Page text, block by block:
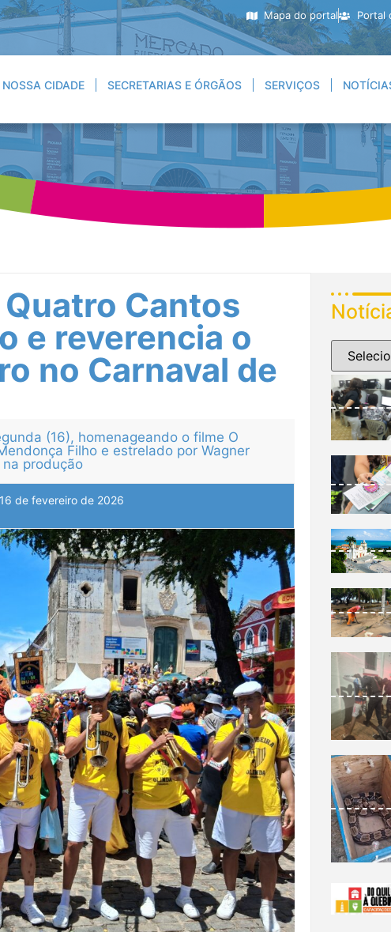
Mapa do portal Portal
NOSSA CIDADE SECRETARIAS E ÓRGÃOS SERVIÇOS
Cantos
e reverencia o
no Carnaval de
(16), homenageando o filme O
Filho e estrelado por Wagner
produção
16 de fevereiro de 2026